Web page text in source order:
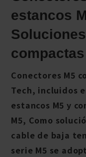
estancos
Conectores M5
Tech, incluidos
estancos M5 y
M5, Como
cable de baja
serie M5 se